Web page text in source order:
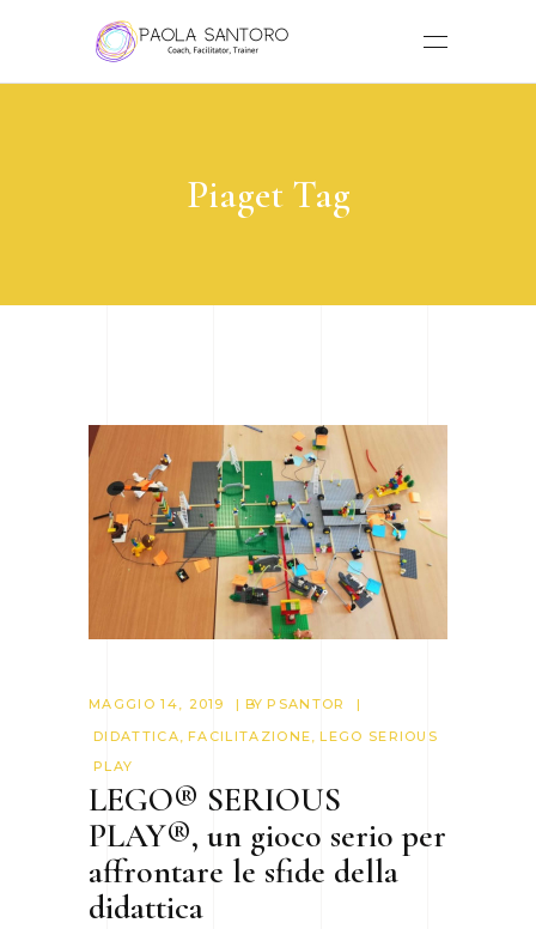
Piaget Tag
MAGGIO 14, 2019 BYPSANTOR
DIDATTICA, FACILITAZIONE,LEGO SERIOUS
PLAY
LEGO® SERIOUS
PLAY®, un gioco serio per
affrontare le sfide della
didattica